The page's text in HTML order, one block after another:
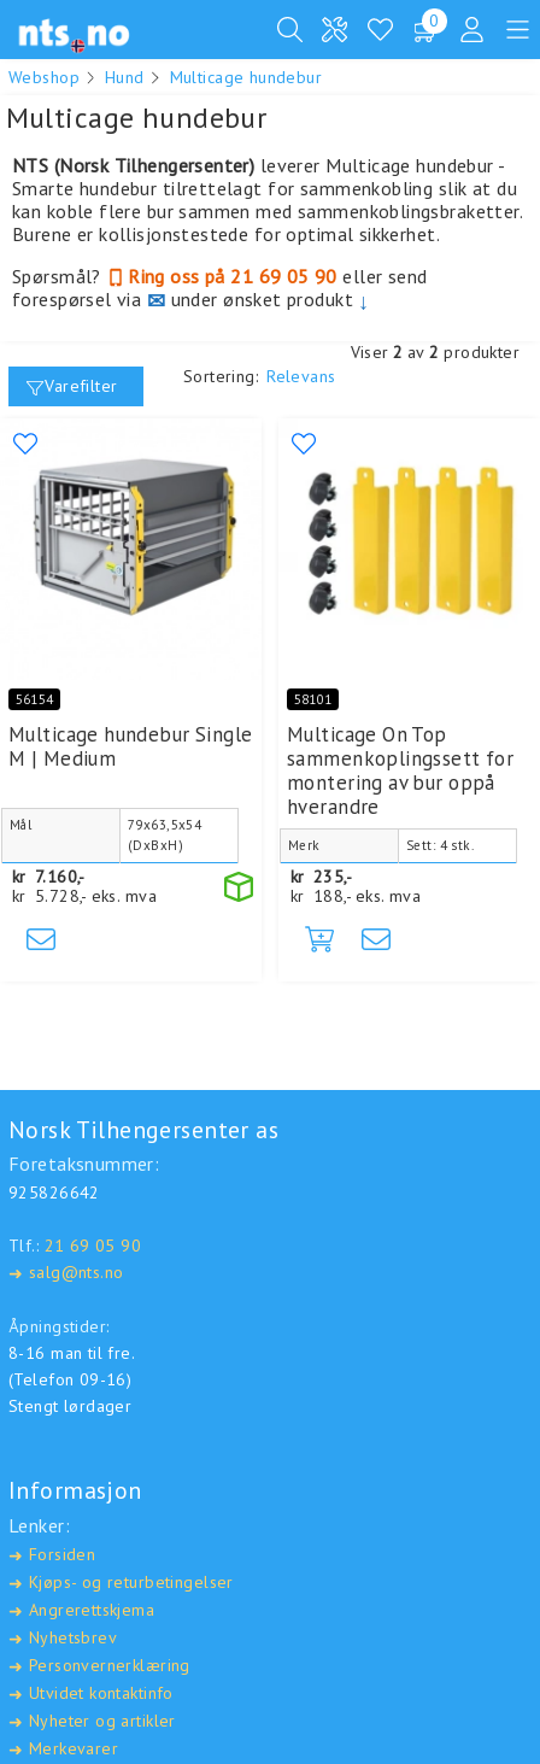
0
Webshop Hund Multicage hundebur
Multicage hundebur
NTS (Norsk Tilhengersenter) leverer Multicage hundebur -
Smarte hundebur tilrettelagt for sammenkobling slik at du
kan koble flere bur sammen med sammenkoblingsbraketter.
Burene er kollisjonstestede for optimal sikkerhet.
Spørsmål?
Ring oss på 21 69 05 90 eller send
forespørsel via ✉ under ønsket produkt ↓
Varefilter Sortering: Relevans
Viser 2 av 2 produkter
56154
Multicage hundebur Single
M | Medium
Mål
79x63,5x54
(DxBxH)
kr 7.160,-
kr 5.728,- eks. mva
58101
Multicage On Top
sammenkoplingssett for
montering av bur oppå
hverandre
Merk Sett: 4 stk.
kr 235,-
kr 188,- eks. mva
Norsk Tilhengersenter as
Foretaksnummer:
925826642
Tlf.: 21 69 05 90
➜ salg@nts.no
Åpningstider:
8-16 man til fre.
(Telefon 09-16)
Stengt lørdager
Informasjon
Lenker:
➜ Forsiden
➜ Kjøps- og returbetingelser
➜ Angrerettskjema
➜ Nyhetsbrev
➜ Personvernerklæring
➜ Utvidet kontaktinfo
➜ Nyheter og artikler
➜ Merkevarer